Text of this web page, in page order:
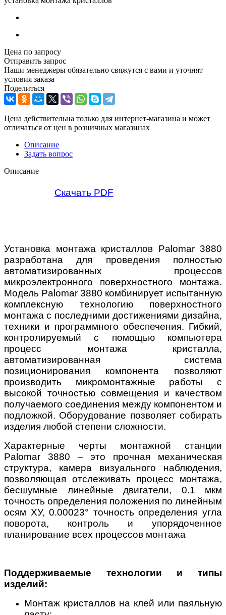
Цена по запросу
Отправить запрос
Наши менеджеры обязательно свяжутся с вами и уточнят
условия заказа
Поделиться
Цена действительна только для интернет-магазина и может
отличаться от цен в розничных магазинах
Описание
Задать вопрос
Описание
Скачать PDF
Установка монтажа кристаллов Palomar 3880
разработана для проведения полностью
автоматизированных процессов
микроэлектронного поверхностного монтажа.
Модель Palomar 3880 комбинирует испытанную
комплексную технологию поверхностного
монтажа с последними достижениями дизайна,
техники и программного обеспечения. Гибкий,
контролируемый с помощью компьютера
процесс монтажа кристалла,
автоматизированная система
позиционирования компонента позволяют
производить микромонтажные работы с
высокой точностью совмещения и качеством
получаемого соединения между компонентом и
подложкой. Оборудование позволяет собирать
изделия любой степени сложности.
Характерные черты монтажной станции
Palomar 3880 – это прочная механическая
структура, камера визуального наблюдения,
позволяющая отслеживать процесс монтажа,
бесшумные линейные двигатели, 0.1 мкм
точность определения положения по линейным
осям ХУ, 0.00023° точность определения угла
поворота, контроль и упорядоченное
планирование всех процессов монтажа
Поддерживаемые технологии и типы
изделий:
Монтаж кристаллов на клей или паяльную